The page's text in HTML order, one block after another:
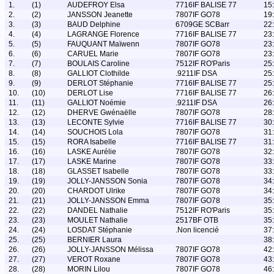
1.
(1) AUDEFROY Elsa 7716IF BALISE 77
2.
(2) JANSSON Jeanette 7807IF GO78
3.
(3) BAUD Delphine 6709GE SCBarr
4.
(4) LAGRANGE Florence 7716IF BALISE 77
5.
(5) FAUQUANT Maïwenn 7807IF GO78
6.
(6) CARUEL Marie 7807IF GO78
7.
(7) BOULAIS Caroline 7512IF RO'Paris
8.
(8) GALLIOT Clothilde .9211IF DSA
9.
(9) DERLOT Stéphanie 7716IF BALISE 77
10.
(10) DERLOT Lise 7716IF BALISE 77
11.
(11) GALLIOT Noémie .9211IF DSA
12.
(12) DHERVE Gwénaëlle 7807IF GO78
13.
(13) LECONTE Sylvie 7716IF BALISE 77
14.
(14) SOUCHOIS Lola 7807IF GO78
15.
(15) RORA Isabelle 7716IF BALISE 77
16.
(16) LASKE Aurélie 7807IF GO78
17.
(17) LASKE Marine 7807IF GO78
18.
(18) GLASSET Isabelle 7807IF GO78
19.
(19) JOLLY-JANSSON Sonia 7807IF GO78
20.
(20) CHARDOT Ulrike 7807IF GO78
21.
(21) JOLLY-JANSSON Emma 7807IF GO78
22.
(22) DANDEL Nathalie 7512IF RO'Paris
23.
(23) MOULET Nathalie 2517BF OTB
24.
(24) LOSDAT Stéphanie .Non licencié
25.
(25) BERNIER Laura
26.
(26) JOLLY-JANSSON Mélissa 7807IF GO78
27.
(27) VEROT Roxane 7807IF GO78
28.
(28) MORIN Lilou 7807IF GO78